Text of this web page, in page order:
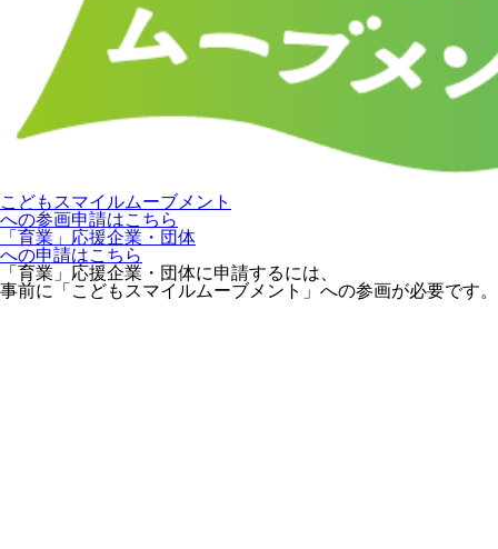
こどもスマイルムーブメント
への参画申請はこちら
「育業」応援企業・団体
への申請はこちら
「育業」応援企業・団体に申請するには、
事前に「こどもスマイルムーブメント」への参画が必要です。